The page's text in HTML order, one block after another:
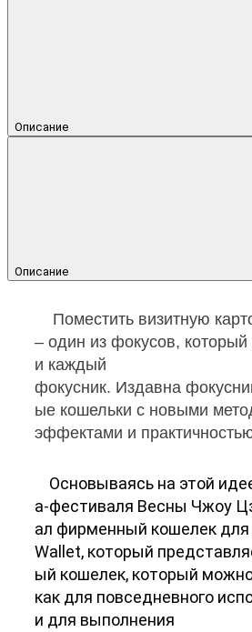
Описание
Описание
Поместить визитную
– один из фокусов,
и каждый
фокусник. Издавна
ые кошельки с новыми
эффектами и
Основываясь на этой
а-фестиваля Весны Чжоу
ал фирменный кошелек для
Wallet, который
ый кошелек, который
как для повседневного
и для выполнения